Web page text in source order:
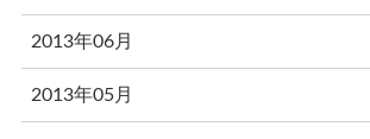
2013年06月
2013年05月